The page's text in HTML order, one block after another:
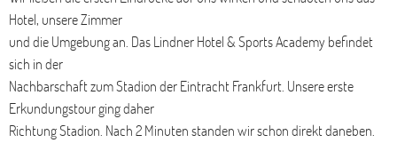
Hotel, unsere Zimmer
und die Umgebung an. Das Lindner Hotel & Sports Academy befindet
sich in der
Nachbarschaft zum Stadion der Eintracht Frankfurt. Unsere erste
Erkundungstour ging daher
Richtung Stadion. Nach 2 Minuten standen wir schon direkt daneben.